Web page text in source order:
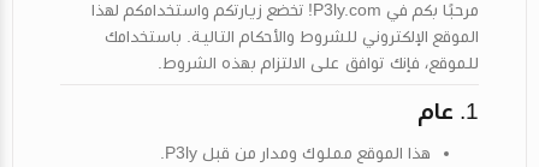
مرحبًا بكم في P3ly.com ! تخضع زيارتكم واستخدامكم لهذا
الموقع الإلكتروني للشروط والأحكام التالية. باستخدامك
للموقع، فإنك توافق على الالتزام بهذه الشروط.
1. عام
هذا الموقع مملوك ومدار من قبل P3ly.